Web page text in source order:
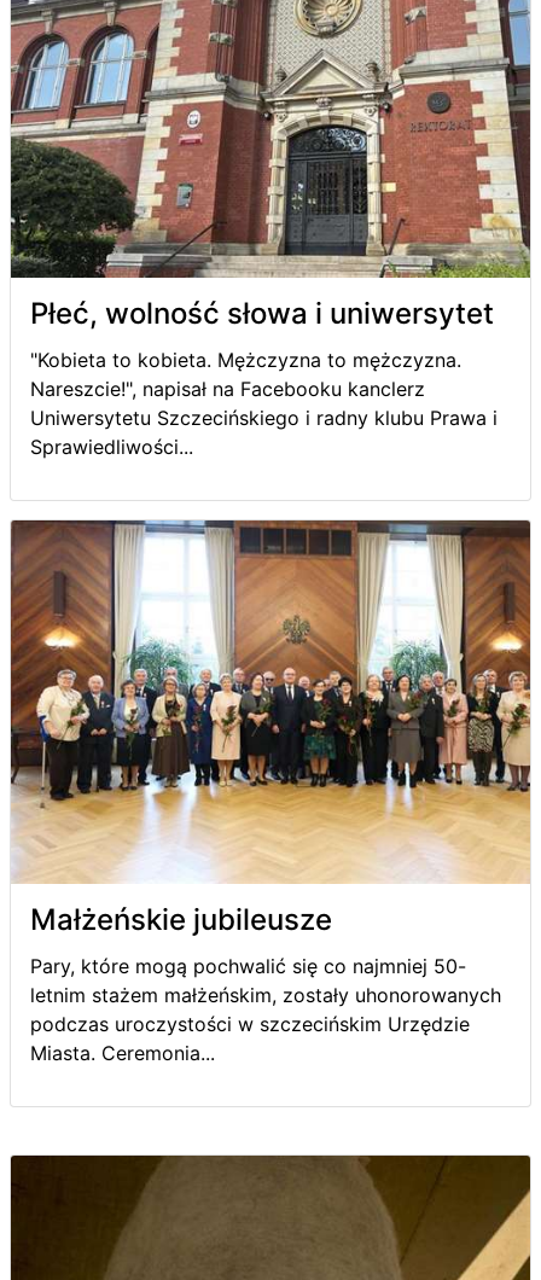
Płeć, wolność słowa i uniwersytet
"Kobieta to kobieta. Mężczyzna to mężczyzna.
Nareszcie!", napisał na Facebooku kanclerz
Uniwersytetu Szczecińskiego i radny klubu Prawa i
Sprawiedliwości...
Małżeńskie jubileusze
Pary, które mogą pochwalić się co najmniej 50-
letnim stażem małżeńskim, zostały uhonorowanych
podczas uroczystości w szczecińskim Urzędzie
Miasta. Ceremonia...